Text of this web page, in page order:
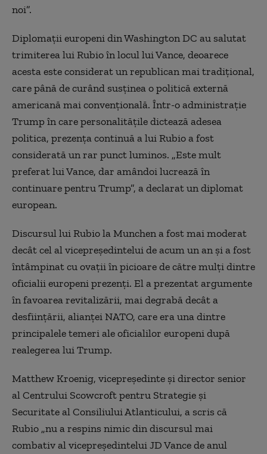
noi”.
Diplomații europeni din Washington DC au salutat
trimiterea lui Rubio în locul lui Vance, deoarece
acesta este considerat un republican mai tradițional,
care până de curând susținea o politică externă
americană mai convențională. Într-o administrație
Trump în care personalitățile dictează adesea
politica, prezența continuă a lui Rubio a fost
considerată un rar punct luminos. „Este mult
preferat lui Vance, dar amândoi lucrează în
continuare pentru Trump”, a declarat un diplomat
european.
Discursul lui Rubio la Munchen a fost mai moderat
decât cel al vicepreședintelui de acum un an și a fost
întâmpinat cu ovații în picioare de către mulți dintre
oficialii europeni prezenți. El a prezentat argumente
în favoarea revitalizării, mai degrabă decât a
desființării, alianței NATO, care era una dintre
principalele temeri ale oficialilor europeni după
realegerea lui Trump.
Matthew Kroenig, vicepreședinte și director senior
al Centrului Scowcroft pentru Strategie și
Securitate al Consiliului Atlanticului, a scris că
Rubio „nu a respins nimic din discursul mai
combativ al vicepreședintelui JD Vance de anul